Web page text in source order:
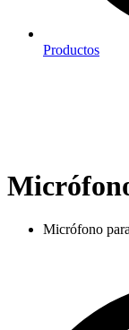
Productos
Micrófono